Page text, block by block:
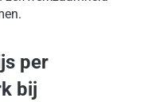
per
bij